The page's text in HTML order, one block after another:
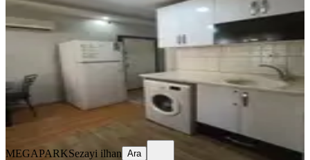
Seyhan, Yenibaraj Mahallesi
1+1·45 m²·Yüksek giriş·04.08.2026
14.000 ₺
MEGAPARKSezayi ilhan
Ara
MEGAPARKSezayi ilhan Ara